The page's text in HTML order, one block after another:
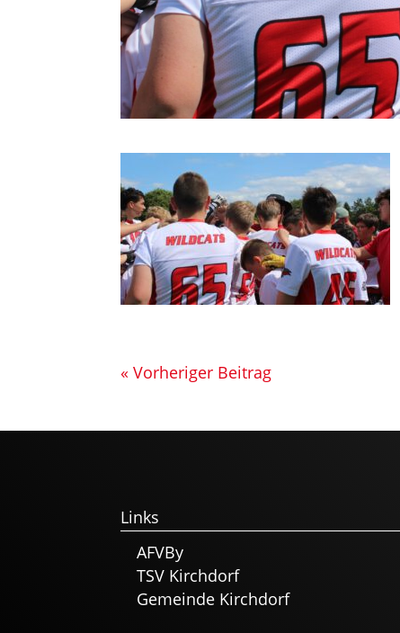
« Vorheriger Beitrag
Links
AFVBy
TSV Kirchdorf
Gemeinde Kirchdorf